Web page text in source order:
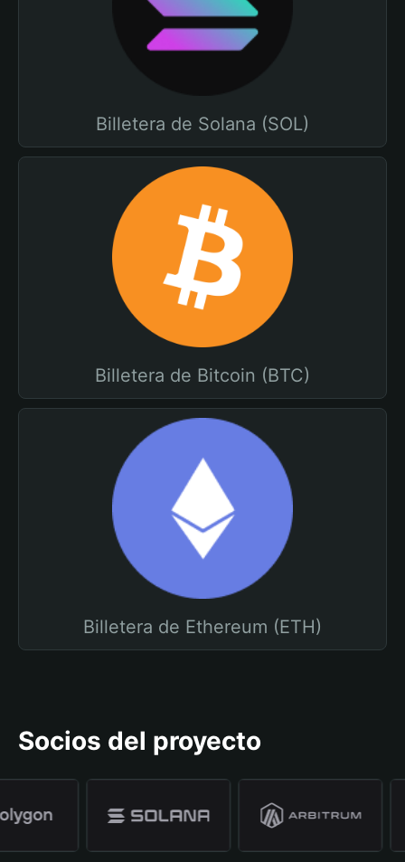
Billetera de Solana (SOL)
Billetera de Bitcoin (BTC)
Billetera de Ethereum (ETH)
Socios del proyecto